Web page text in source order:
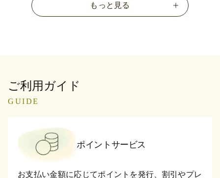
もっと見る
ご利用ガイド
GUIDE
ポイントサービス
お支払い金額に応じてポイントを発行、割引やプレ